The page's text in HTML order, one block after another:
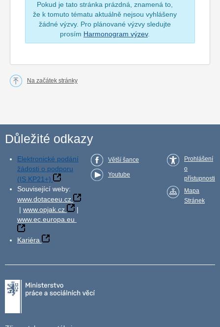
Pokud je tato stránka prázdná, znamená to,
že k tomuto tématu aktuálně nejsou vyhlášeny
žádné výzvy. Pro plánované výzvy sledujte
prosím Harmonogram výzev.
Na začátek stránky
Důležité odkazy
Elektronické podání
žádosti o podporu
(IS KP21+)
Související weby:
www.dotaceeu.cz
| www.opjak.cz
|
www.ec.europa.eu
Kariéra
Větší šance
Youtube
Prohlášení
o
přístupnosti
Mapa
Stránek